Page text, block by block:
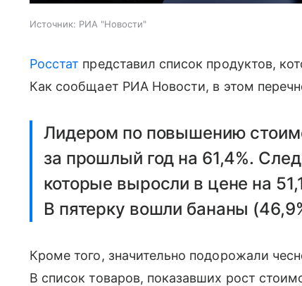
Источник: РИА "Новости"
Росстат представил список продуктов,
Как сообщает РИА Новости, в этом
Лидером по повышению
за прошлый год на 61,4%.
которые выросли в цене на
В пятерку вошли бананы
Кроме того, значительно подорожали
В список товаров, показавших рост